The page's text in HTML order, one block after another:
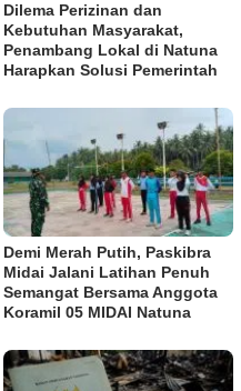
Dilema Perizinan dan
Kebutuhan Masyarakat,
Penambang Lokal di Natuna
Harapkan Solusi Pemerintah
Demi Merah Putih, Paskibra
Midai Jalani Latihan Penuh
Semangat Bersama Anggota
Koramil 05 MIDAI Natuna